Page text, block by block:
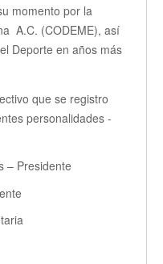
momento por la
A.C. (CODEME), así
Deporte en años más
que se registro
personalidades -
– Presidente